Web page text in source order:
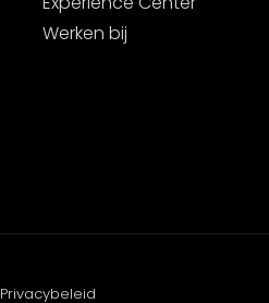
Werken bij
Privacybeleid